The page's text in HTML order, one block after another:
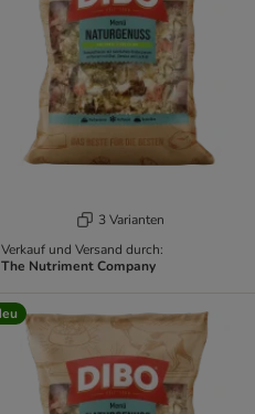
3 Varianten
Verkauf und Versand durch:
The Nutriment Company